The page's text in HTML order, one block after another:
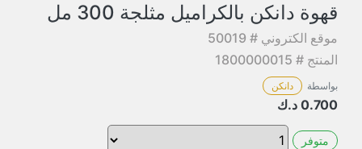
قهوة دانكن بالكراميل مثلجة 300 مل
موقع الكتروني # 50019
المنتج # 1800000015
بواسطة دانكن
0.700 د.ك
متوفر